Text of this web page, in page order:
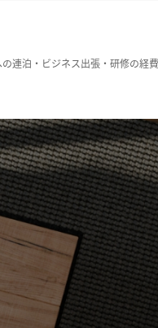
連泊・ビジネス出張・研修の経